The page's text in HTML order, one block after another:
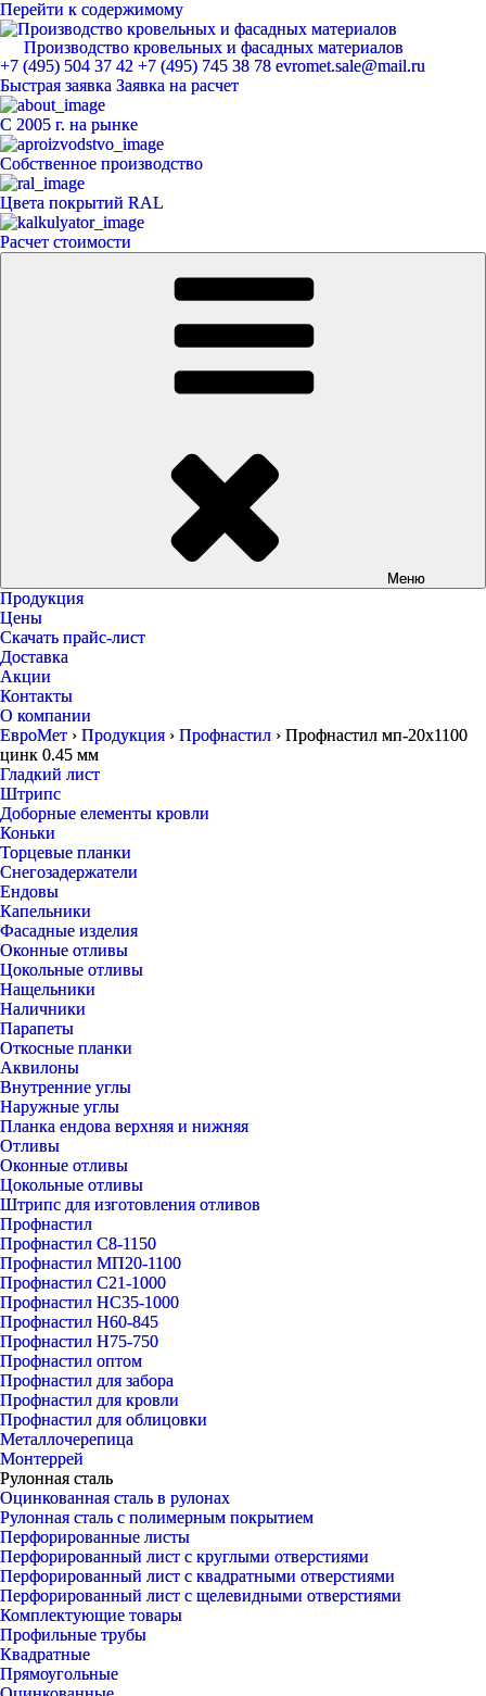
Перейти к содержимому
Производство кровельных и фасадных материалов
ЕвроМет
+7 (495) 504 37 42 +7 (495) 745 38 78 evromet.sale@mail.ru
Быстрая заявка Заявка на расчет
С 2005 г. на рынке
Собственное производство
Цвета покрытий RAL
Расчет стоимости
Меню
Продукция
Цены
Скачать прайс-лист
Доставка
Акции
Контакты
О компании
ЕвроМет › Продукция › Профнастил › Профнастил мп-20х1100
цинк 0.45 мм
Гладкий лист
Штрипс
Доборные елементы кровли
Коньки
Торцевые планки
Снегозадержатели
Ендовы
Капельники
Фасадные изделия
Оконные отливы
Цокольные отливы
Нащельники
Наличники
Парапеты
Откосные планки
Аквилоны
Внутренние углы
Наружные углы
Планка ендова верхняя и нижняя
Отливы
Оконные отливы
Цокольные отливы
Штрипс для изготовления отливов
Профнастил
Профнастил С8-1150
Профнастил МП20-1100
Профнастил С21-1000
Профнастил НС35-1000
Профнастил Н60-845
Профнастил Н75-750
Профнастил оптом
Профнастил для забора
Профнастил для кровли
Профнастил для облицовки
Металлочерепица
Монтеррей
Рулонная сталь
Оцинкованная сталь в рулонах
Рулонная сталь с полимерным покрытием
Перфорированные листы
Перфорированный лист с круглыми отверстиями
Перфорированный лист с квадратными отверстиями
Перфорированный лист с щелевидными отверстиями
Комплектующие товары
Профильные трубы
Квадратные
Прямоугольные